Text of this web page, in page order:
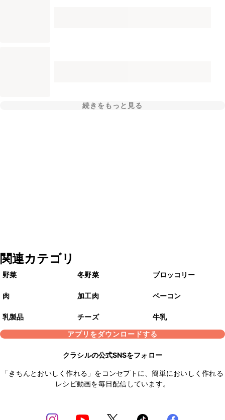
続きをもっと見る
関連カテゴリ
野菜 冬野菜 ブロッコリー
肉 加工肉 ベーコン
乳製品 チーズ
牛乳
アプリをダウンロードする
クラシルの公式SNSをフォロー
「きちんとおいしく作れる」をコンセプトに、簡単においしく作れる
レシピ動画を毎日配信しています。